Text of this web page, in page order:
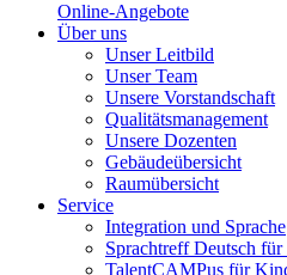
Online-Angebote
Über uns
Unser Leitbild
Unser Team
Unsere Vorstandschaft
Qualitätsmanagement
Unsere Dozenten
Gebäudeübersicht
Raumübersicht
Service
Integration und Sprache
Sprachtreff Deutsch
TalentCAMPus für